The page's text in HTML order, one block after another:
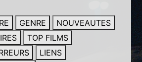
GENRE
NOUVEAUTES
TOP FILMS
LIENS